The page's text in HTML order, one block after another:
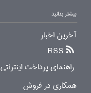
بیشتر بدانید
آخرین اخبار
RSS
راهنمای پرداخت اینترنتی
همکاری در فروش